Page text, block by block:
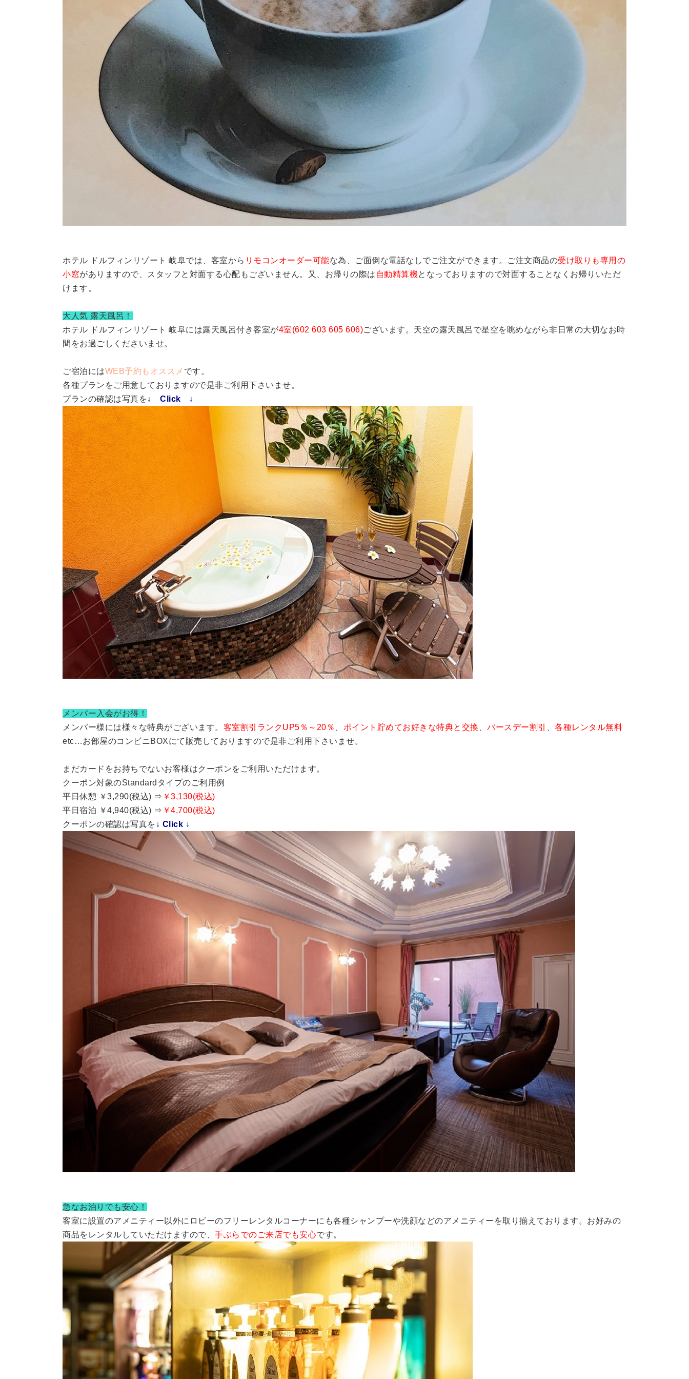
ホテル ドルフィンリゾート 岐阜では、客室から リモコンオーダー可能な為、ご面倒な電話なしでご注文ができます。ご注文商品の受け取りも専用の
小窓がありますので、スタッフと対面する心配もございません。又、お帰りの際は 自動精算機となっておりますので対面することなくお帰りいただ
けます。
大人気 露天風呂！
ホテル ドルフィンリゾート 岐阜には露天風呂付き客室が4室(602 603 605 606)ございます。天空の露天風呂で星空を眺めながら非日常の大切なお時
間をお過ごしくださいませ。
ご宿泊にはWEB予約もオススメ です。
各種プランをご用意しておりますので是非ご利用下さいませ。
プランの確認は写真を↓ Click ↓
メンバー入会がお得！
メンバー様には様々な特典がございます。 客室割引ランクUP5％～20％ ポイント貯めてお好きな特典と交換 バースデー割引
各種レンタル無料
etc…お部屋のコンビニBOXにて販売しておりますので是非ご利用下さいませ。
まだカードをお持ちでないお客様はクーポンをご利用いただけます。
クーポン対象のStandardタイプのご利用例
平日休憩 ￥3,290(税込) ⇒ ￥3,130(税込)
平日宿泊 ￥4,940(税込) ⇒ ￥4,700(税込)
クーポンの確認は写真を ↓ Click ↓
急なお泊りでも安心！
客室に設置のアメニティー以外にロビーのフリーレンタルコーナーにも各種シャンプーや洗顔などのアメニティーを取り揃えております。お好みの
商品をレンタルしていただけますので、 手ぶらでのご来店でも安心です。